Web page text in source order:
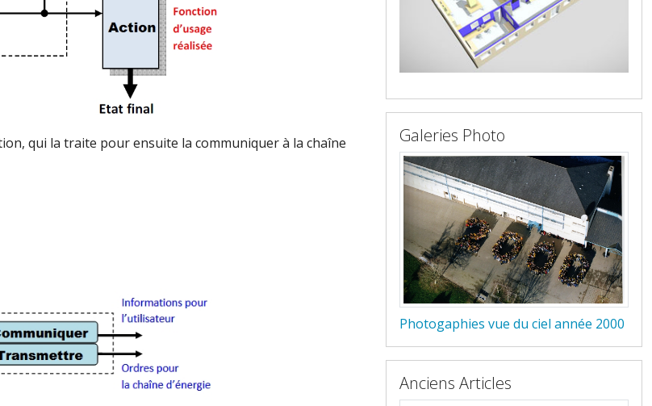
qui la traite pour ensuite la communiquer à la chaîne
Galeries Photo
Photogaphies vue du ciel année 2000
Anciens Articles